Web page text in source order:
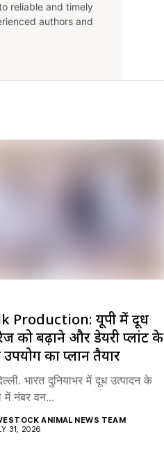
reliable and timely
authors and
Production: यूपी में दूध
को बढ़ाने और डेयरी प्लांट के
उपयोग का प्लान तैयार
भारत दुनियाभर में दूध उत्पादन के
में नंबर वन...
ANIMAL NEWS TEAM
31, 2026